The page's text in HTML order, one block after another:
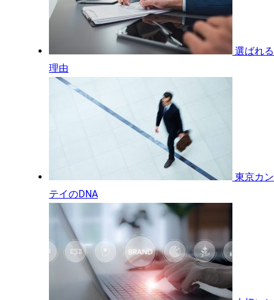
選ばれる
理由
東京カン
テイのDNA